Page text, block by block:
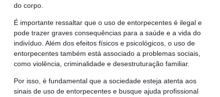
do corpo.
É importante ressaltar que o uso de entorpecentes é ilegal e
pode trazer graves consequências para a saúde e a vida do
indivíduo. Além dos efeitos físicos e psicológicos, o uso de
entorpecentes também está associado a problemas sociais,
como violência, criminalidade e desestruturação familiar.
Por isso, é fundamental que a sociedade esteja atenta aos
sinais de uso de entorpecentes e busque ajuda profissional